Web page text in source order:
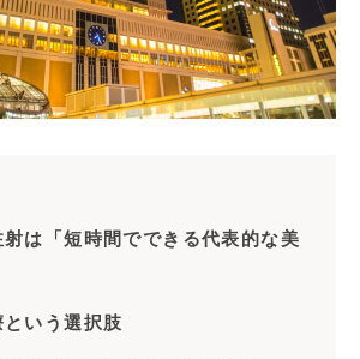
射は「短時間でできる代表的な美
いう選択肢